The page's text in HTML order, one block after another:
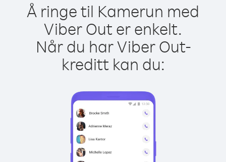
Å ringe til Kamerun med
Viber Out er enkelt.
Når du har Viber Out-
kreditt kan du: